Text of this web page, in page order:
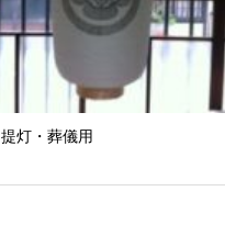
提灯・葬儀用